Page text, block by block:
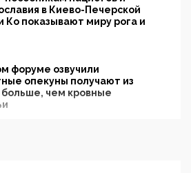
в Киево-Печерской
Ко показывают миру рога и
форуме озвучили
опекуны получают из
чем кровные